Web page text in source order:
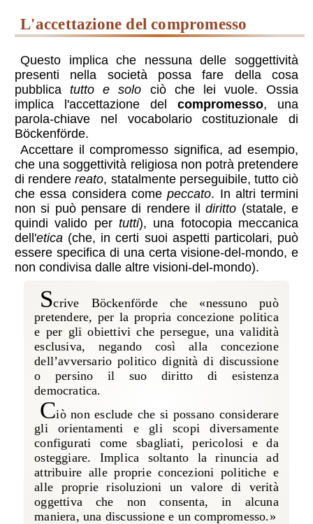
l'accettazione del compromesso
Questo implica che nessuna delle soggettività
presenti nella società possa fare della cosa
pubblicatutto e solo ciò che lei vuole. Ossia
implica l'accettazione delcompromesso, una
parola-chiave nel vocabolario costituzionale di
Böckenförde.
Accettare il compromesso significa, ad esempio,
che una soggettività religiosa non potrà pretendere
di renderereato, statalmente perseguibile, tutto ciò
che essa considera comepeccato. In altri termini
non si può pensare di rendere ildiritto (statale, e
quindi valido per tutti), una fotocopia meccanica
dell'etica (che, in certi suoi aspetti particolari, può
essere specifica di una certa visione-del-mondo, e
non condivisa dalle altre visioni-del-mondo).
Scrive Böckenförde che «nessuno può
pretendere, per la propria concezione politica
e per gli obiettivi che persegue, una validità
esclusiva, negando così alla concezione
dell’avversario politico dignità di discussione
o persino il suo diritto di esistenza
democratica.
Ciò non esclude che si possano considerare
gli orientamenti e gli scopi diversamente
configurati come sbagliati, pericolosi e da
osteggiare. Implica soltanto la rinuncia ad
attribuire alle proprie concezioni politiche e
alle proprie risoluzioni un valore di verità
oggettiva che non consenta, in alcuna
maniera, una discussione e un compromesso.»